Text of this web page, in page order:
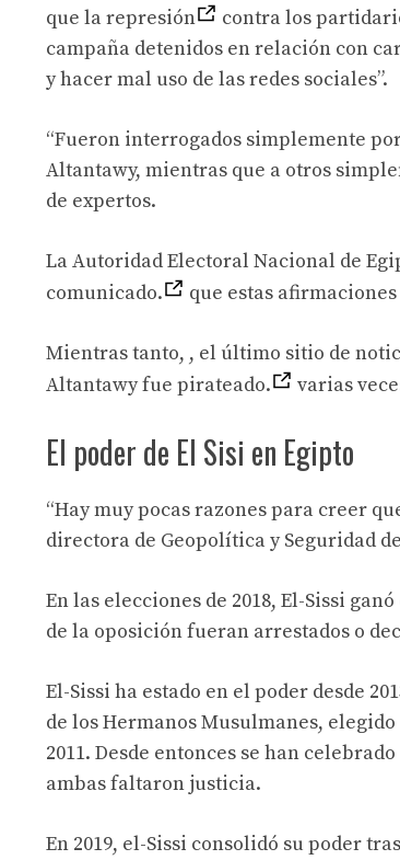
que la represión
contra los
campaña detenidos en relación con
y hacer mal uso de las redes sociales”.
“Fueron interrogados simplemente
Altantawy, mientras que a otros
de expertos.
La Autoridad Electoral Nacional de
comunicado.
que estas
Mientras tanto, , el último sitio de
Altantawy fue pirateado.
varias
El poder de El Sisi en Egipto
“Hay muy pocas razones para creer
directora de Geopolítica y Seguridad
En las elecciones de 2018, El-Sissi
de la oposición fueran arrestados o
El-Sissi ha estado en el poder desde
de los Hermanos Musulmanes,
2011. Desde entonces se han
ambas faltaron justicia.
En 2019, el-Sissi consolidó su poder